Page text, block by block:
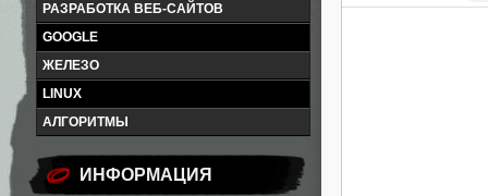
РАЗРАБОТКА ВЕБ-САЙТОВ
GOOGLE
ЖЕЛЕЗО
LINUX
АЛГОРИТМЫ
ИНФОРМАЦИЯ